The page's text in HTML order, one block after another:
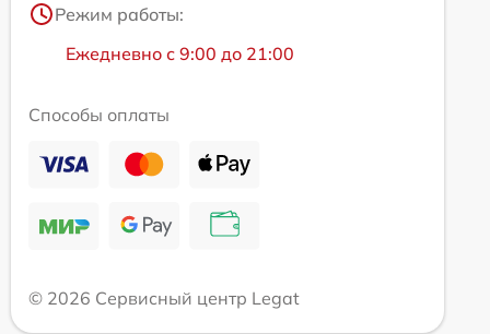
Режим работы:
Ежедневно с 9:00 до 21:00
Способы оплаты
© 2026 Сервисный центр Legat